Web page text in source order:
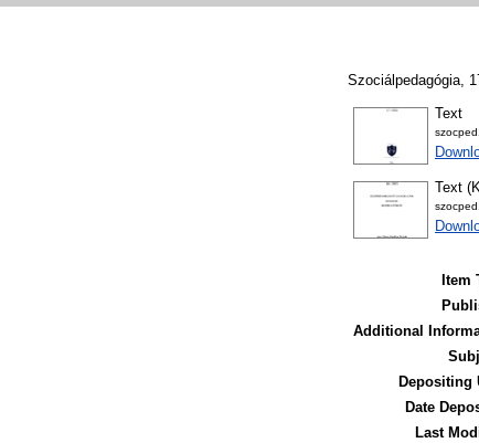
Szociálpedagógia,
Text
Text
Item
Additional
Depositing
Date
Last